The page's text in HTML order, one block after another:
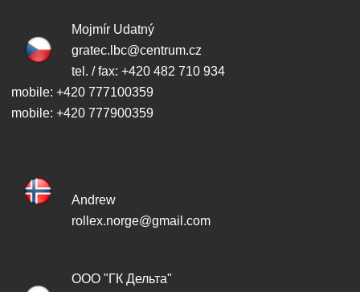
Mojmír Udatný
gratec.lbc@centrum.cz
tel. / fax: +420 482 710 934
mobile: +420 777100359
mobile: +420 777900359
Andrew
rollex.norge@gmail.com
ООО "ГК Дельта"